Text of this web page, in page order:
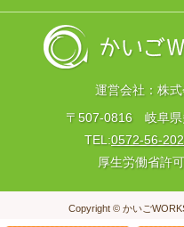
運営会社：株
〒507-0816 岐阜県
TEL:0572-56-
厚生労働省許
Copyright © かいご